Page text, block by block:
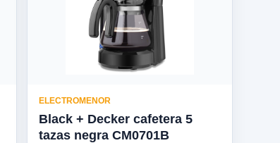
ELECTROMENOR
Black + Decker cafetera 5
tazas negra CM0701B